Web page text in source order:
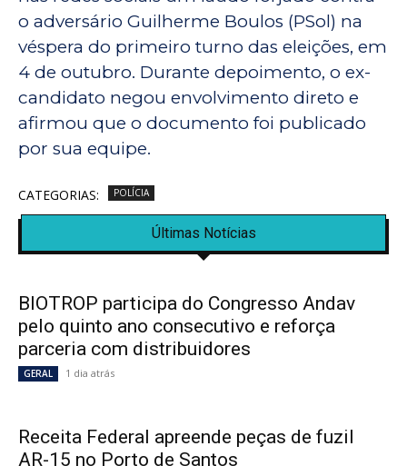
o adversário Guilherme Boulos (PSol) na
véspera do primeiro turno das eleições, em
4 de outubro. Durante depoimento, o ex-
candidato negou envolvimento direto e
afirmou que o documento foi publicado
por sua equipe.
CATEGORIAS: POLÍCIA
Últimas Notícias
BIOTROP participa do Congresso Andav
pelo quinto ano consecutivo e reforça
parceria com distribuidores
GERAL 1 dia atrás
Receita Federal apreende peças de fuzil
AR-15 no Porto de Santos